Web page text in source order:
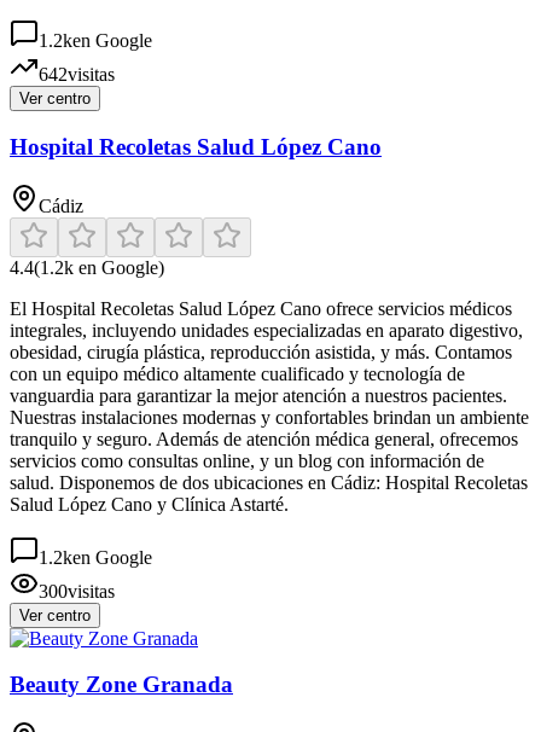
1.2ken Google
642visitas
Ver centro
Hospital Recoletas Salud López Cano
Cádiz
4.4(1.2k en Google)
El Hospital Recoletas Salud López Cano ofrece servicios médicos
integrales, incluyendo unidades especializadas en aparato digestivo,
obesidad, cirugía plástica, reproducción asistida, y más. Contamos
con un equipo médico altamente cualificado y tecnología de
vanguardia para garantizar la mejor atención a nuestros pacientes.
Nuestras instalaciones modernas y confortables brindan un ambiente
tranquilo y seguro. Además de atención médica general, ofrecemos
servicios como consultas online, y un blog con información de
salud. Disponemos de dos ubicaciones en Cádiz: Hospital Recoletas
Salud López Cano y Clínica Astarté.
1.2ken Google
300visitas
Ver centro
Beauty Zone Granada